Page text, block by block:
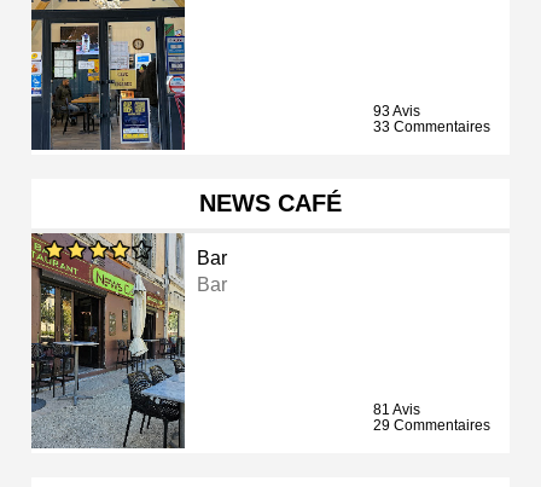
93 Avis
33 Commentaires
NEWS CAFÉ
Bar
Bar
81 Avis
29 Commentaires